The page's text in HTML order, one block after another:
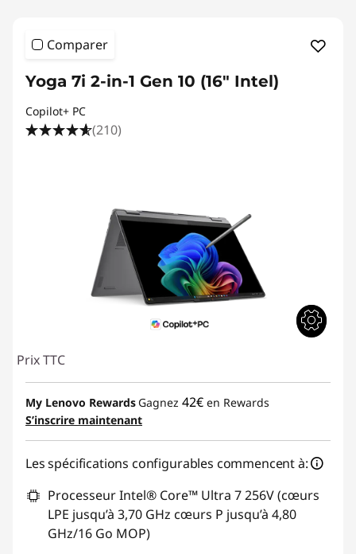
Comparer
Yoga 7i 2-in-1 Gen 10 (16" Intel)
Copilot+ PC
(210)
Prix TTC
My Lenovo Rewards Gagnez 42€ en Rewards
S’inscrire maintenant
Les spécifications configurables commencent à:
Processeur Intel® Core™ Ultra 7 256V (cœurs
LPE jusqu’à 3,70 GHz cœurs P jusqu’à 4,80
GHz/16 Go MOP)